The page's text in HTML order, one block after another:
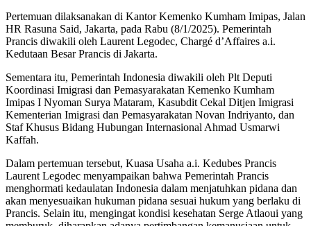
Pertemuan dilaksanakan di Kantor Kemenko Kumham Imipas, Jalan
HR Rasuna Said, Jakarta, pada Rabu (8/1/2025). Pemerintah
Prancis diwakili oleh Laurent Legodec, Chargé d’Affaires a.i.
Kedutaan Besar Prancis di Jakarta.
Sementara itu, Pemerintah Indonesia diwakili oleh Plt Deputi
Koordinasi Imigrasi dan Pemasyarakatan Kemenko Kumham
Imipas I Nyoman Surya Mataram, Kasubdit Cekal Ditjen Imigrasi
Kementerian Imigrasi dan Pemasyarakatan Novan Indriyanto, dan
Staf Khusus Bidang Hubungan Internasional Ahmad Usmarwi
Kaffah.
Dalam pertemuan tersebut, Kuasa Usaha a.i. Kedubes Prancis
Laurent Legodec menyampaikan bahwa Pemerintah Prancis
menghormati kedaulatan Indonesia dalam menjatuhkan pidana dan
akan menyesuaikan hukuman pidana sesuai hukum yang berlaku di
Prancis. Selain itu, mengingat kondisi kesehatan Serge Atlaoui yang